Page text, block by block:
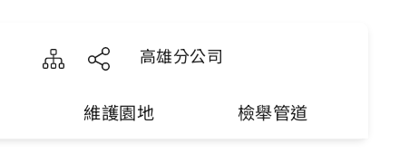
高雄分公司
維護園地 檢舉管道